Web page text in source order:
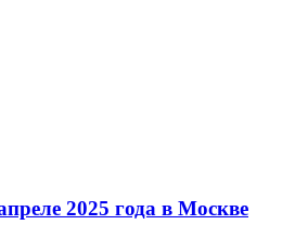
2025 года в Москве